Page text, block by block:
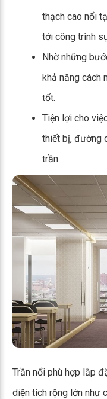
thạch cao nổi
tới công trình
Nhờ những
khả năng cách
tốt.
Tiện lợi cho
thiết bị, đường
trần
Trần nổi phù hợp lắp
diện tích rộng lớn như